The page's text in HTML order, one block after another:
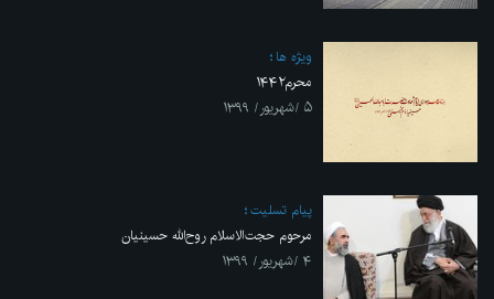
ویژه ها
محرم۱۴۴۲
۵ /شهریور/ ۱۳۹۹
پیام تسلیت
مرحوم حجت‌الاسلام روح‌الله حسینیان
۴ /شهریور/ ۱۳۹۹